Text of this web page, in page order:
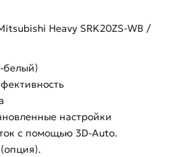
Heavy SRK20ZS-WB /
белый)
настройки
с помощью 3D-Auto.